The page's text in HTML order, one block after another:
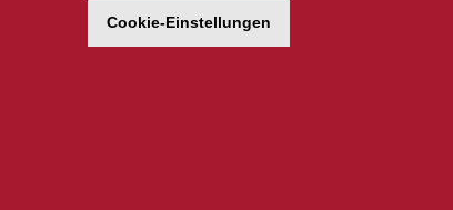
Cookie-Einstellungen